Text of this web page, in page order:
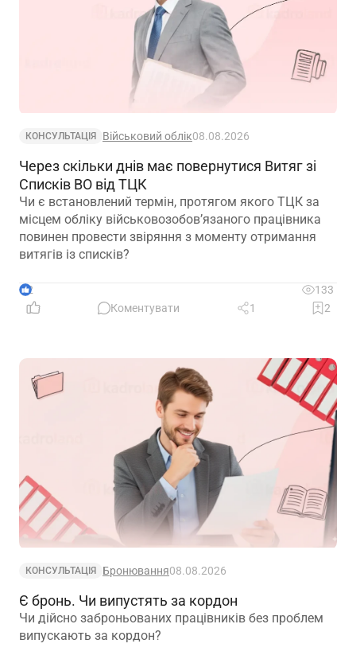
КОНСУЛЬТАЦІЯ Військовий облік08.08.2026
Через скільки днів має повернутися Витяг зі
Списків ВО від ТЦК
Чи є встановлений термін, протягом якого ТЦК за
місцем обліку військовозобов’язаного працівника
повинен провести звіряння з моменту отримання
витягів із списків?
2
133
Коментувати
1 2
КОНСУЛЬТАЦІЯ Бронювання08.08.2026
Є бронь. Чи випустять за кордон
Чи дійсно заброньованих працівників без проблем
випускають за кордон?